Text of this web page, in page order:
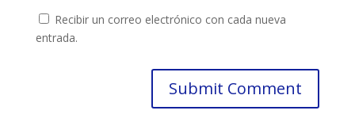
Recibir un correo electrónico con cada nueva
entrada.